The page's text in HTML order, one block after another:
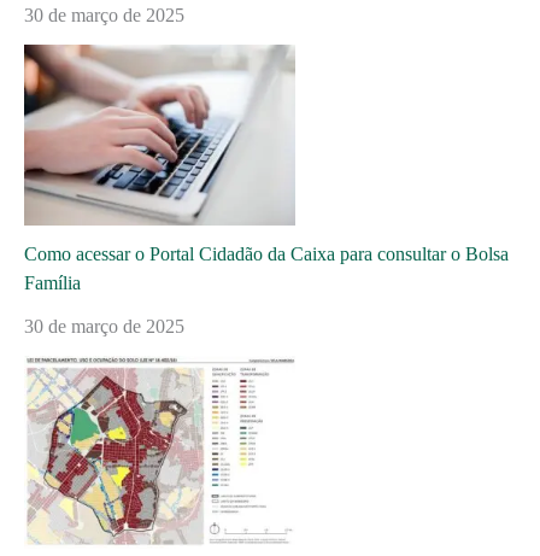
30 de março de 2025
Como acessar o Portal Cidadão da Caixa para consultar o Bolsa
Família
30 de março de 2025